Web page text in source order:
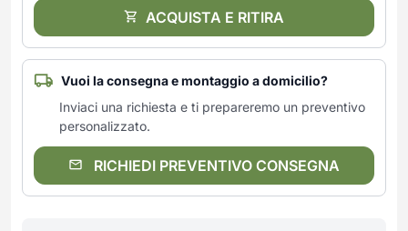
ACQUISTA E RITIRA
Vuoi la consegna e montaggio a domicilio?
Inviaci una richiesta e ti prepareremo un preventivo
personalizzato.
RICHIEDI PREVENTIVO CONSEGNA